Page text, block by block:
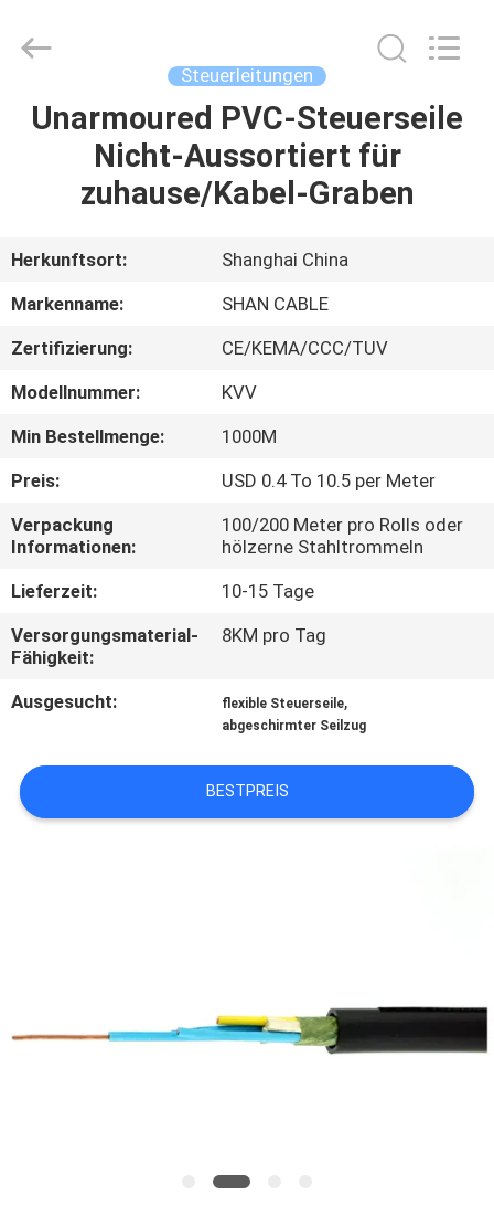
STARTSEITE
PRODUKTE
VIDEOS
SHOW
ÜBER
UNS
FABRIK
TOUR
QUALITÄTSKONTROLLE
KONTAKT
NACHRICHTEN
(Group)
Steuerleitungen
Unarmoured PVC-Steuerseile
Nicht-Aussortiert für
zuhause/Kabel-Graben
Herkunftsort:
Shanghai China
Markenname:
SHAN CABLE
Zertifizierung:
CE/KEMA/CCC/TUV
Modellnummer:
KVV
Min Bestellmenge:
1000M
Preis:
USD 0.4 To 10.5 per Meter
Verpackung
Informationen:
100/200 Meter pro Rolls oder
hölzerne Stahltrommeln
Lieferzeit:
10-15 Tage
Versorgungsmaterial-
Fähigkeit:
8KM pro Tag
Ausgesucht: flexible Steuerseile,
abgeschirmter Seilzug
BESTPREIS